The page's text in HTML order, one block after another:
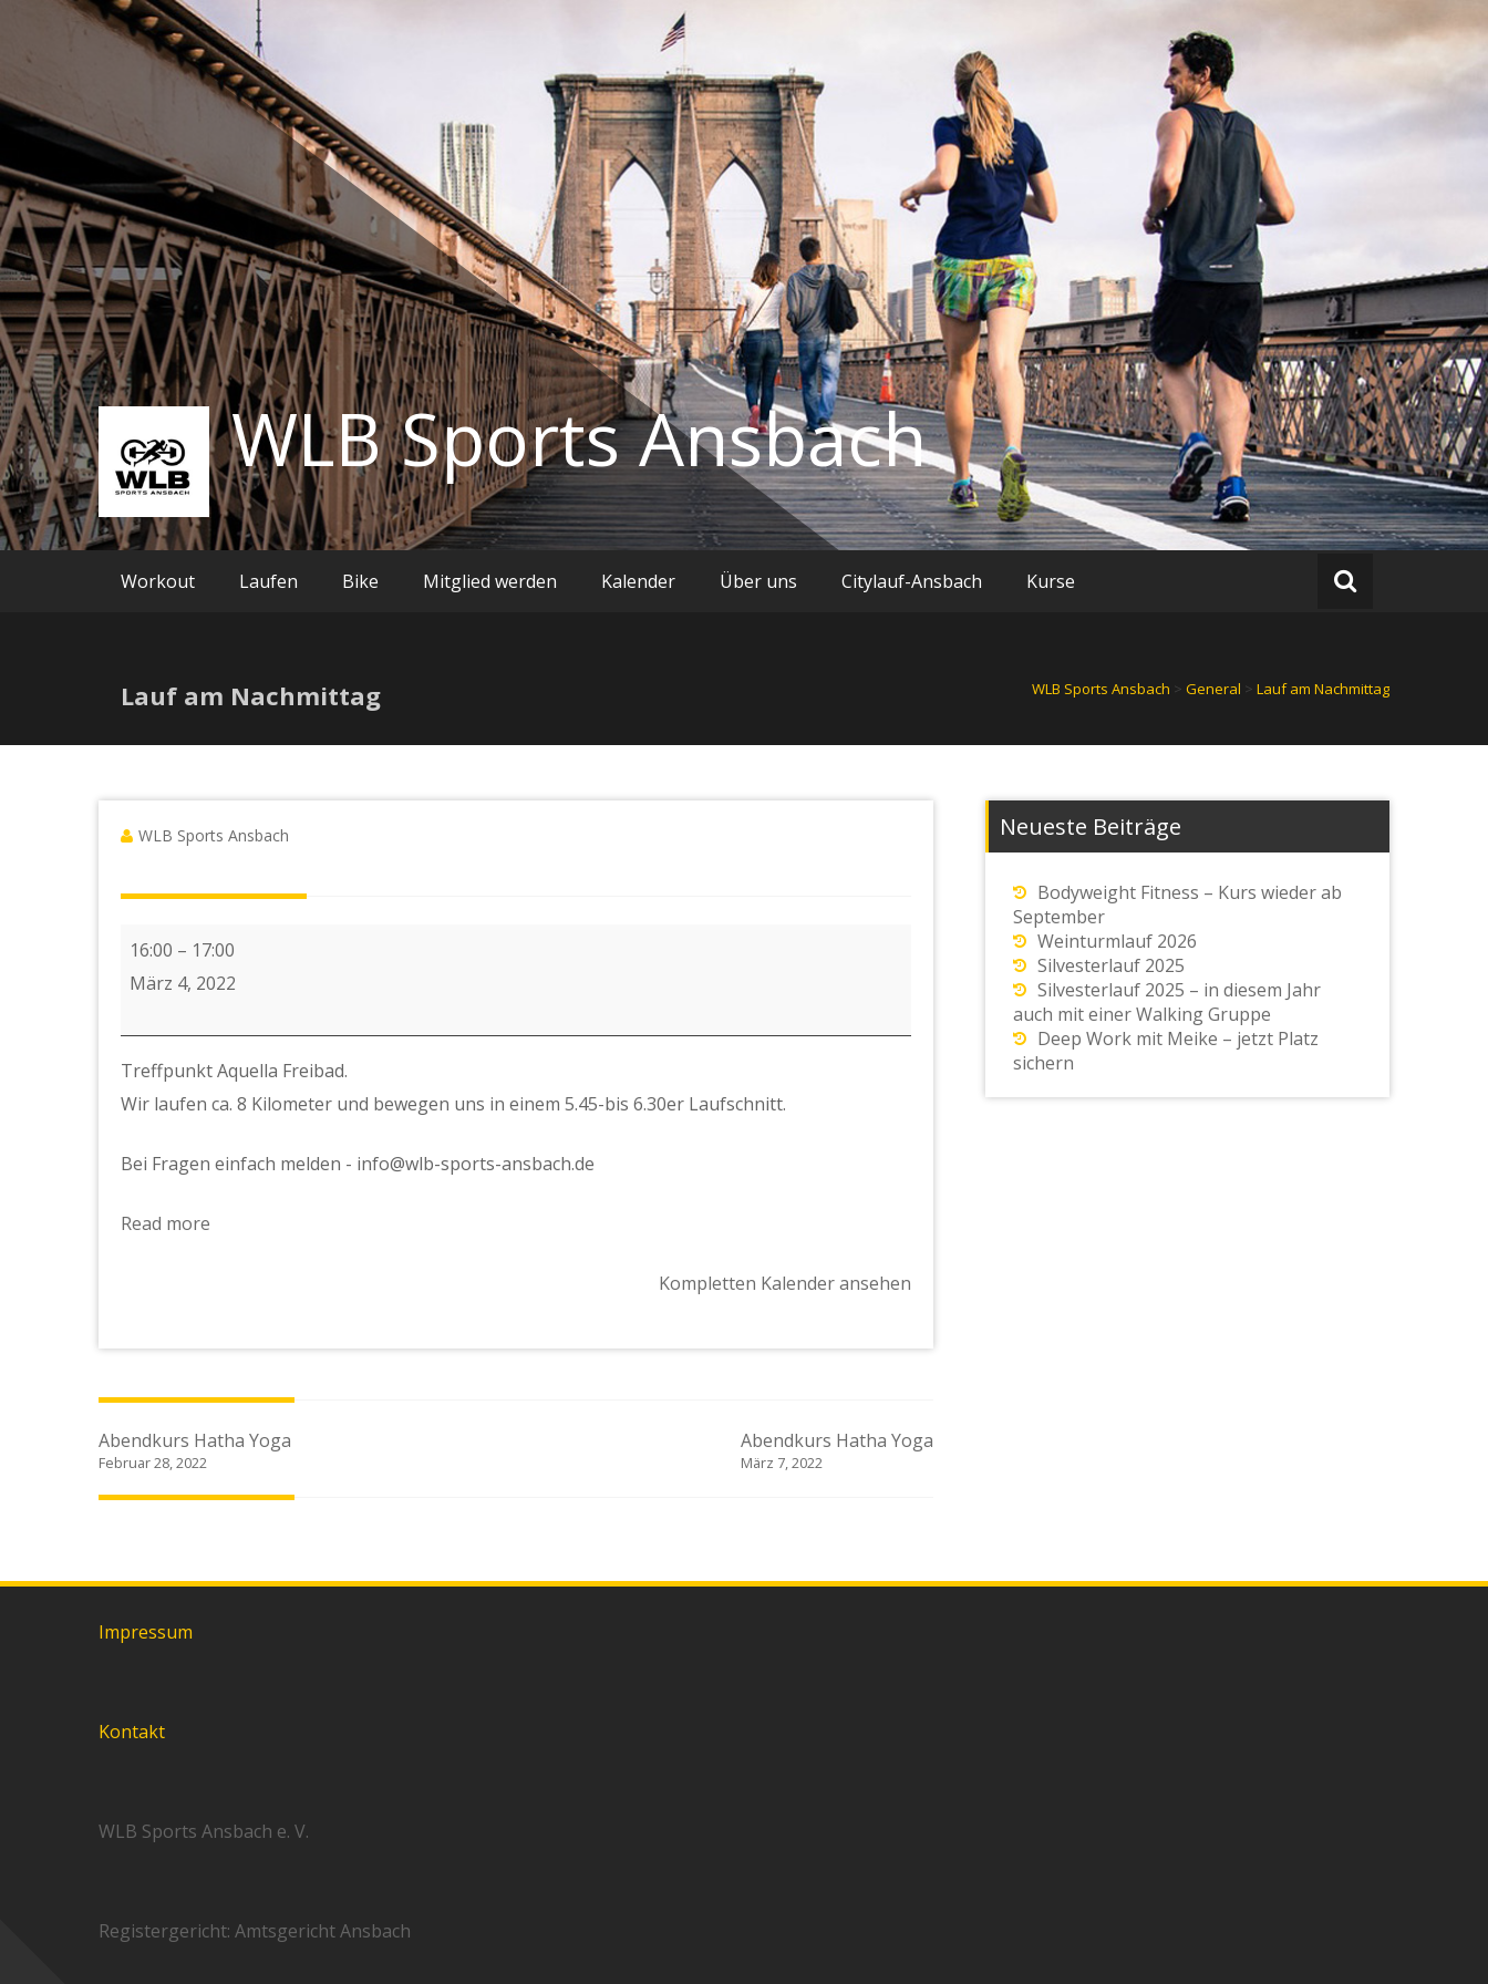
springen
WLB Sports Ansbach
Workout Laufen Bike Mitglied werden Kalender Über uns Citylauf-Ansbach Kurse
Lauf am Nachmittag WLB Sports Ansbach > General > Lauf am Nachmittag
WLB Sports Ansbach
Lauf
am
16:00 – 17:00
März 4, 2022
Treffpunkt Aquella Freibad.
Wir laufen ca. 8 Kilometer und bewegen uns in einem 5.45-bis 6.30er Laufschnitt.
Bei Fragen einfach melden - info@wlb-sports-ansbach.de
Read more
Kompletten Kalender ansehen
Beitragsnavigation
Abendkurs Hatha Yoga
Februar 28, 2022
Abendkurs Hatha Yoga
März 7, 2022
Neueste Beiträge
Bodyweight Fitness – Kurs wieder ab
September
Weinturmlauf 2026
Silvesterlauf 2025
Silvesterlauf 2025 – in diesem Jahr
auch mit einer Walking Gruppe
Deep Work mit Meike – jetzt Platz
sichern
Impressum
Kontakt
WLB Sports Ansbach e. V.
Registergericht: Amtsgericht Ansbach